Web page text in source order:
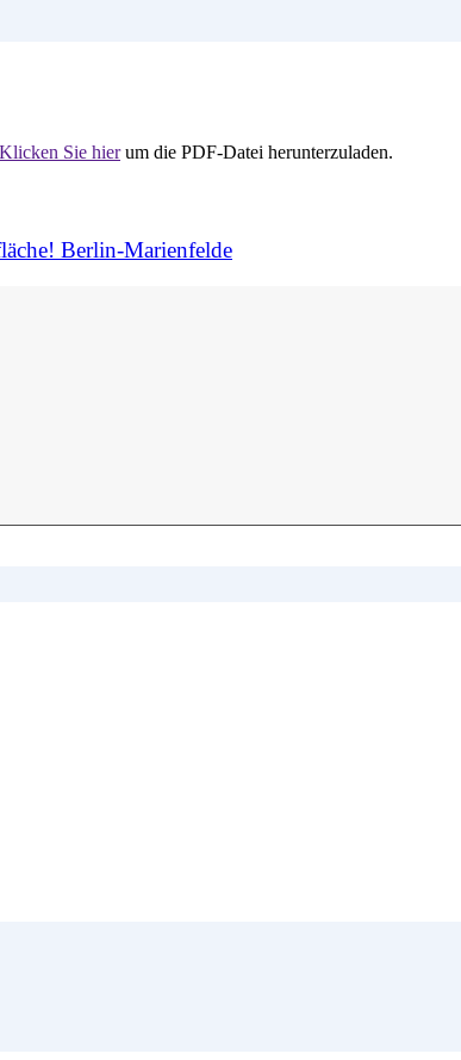
Klicken Sie hierum die PDF-Datei herunterzuladen.
Berlin-Marienfelde